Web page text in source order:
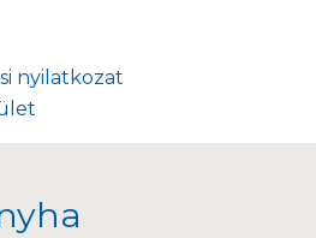
nyilatkozat